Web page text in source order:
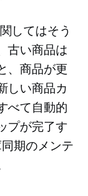
してはそう
古い商品は
、商品が更
しい商品カ
べて自動的
プが完了す
期のメンテ